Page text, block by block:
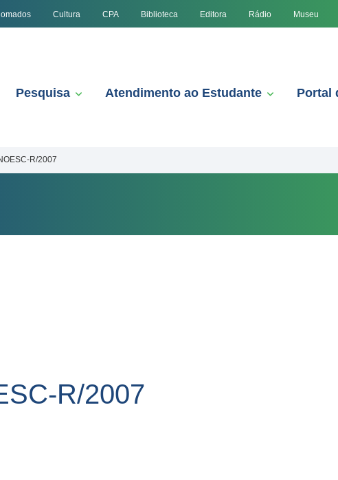
Cultura CPA Biblioteca Editora Rádio Museu
Pesquisa Atendimento ao Estudante Portal
R/2007
R/2007